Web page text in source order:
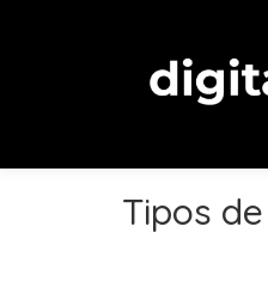
Tipos